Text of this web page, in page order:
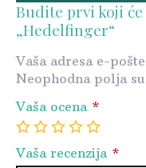
Budite prvi koji
„Hedelfinger“
Vaša adresa e-
Neophodna polja
Vaša ocena *
1
2 3 4 5
Vaša recenzija *